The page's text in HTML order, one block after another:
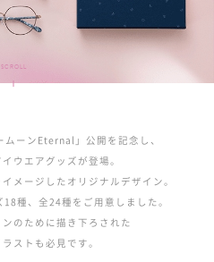
SCROLL
ーンEternal」公開を記念し、
ウエアグッズが登場。
メージしたオリジナルデザイン。
種、全24種をご用意しました。
のために描き下ろされた
ストも必見です。